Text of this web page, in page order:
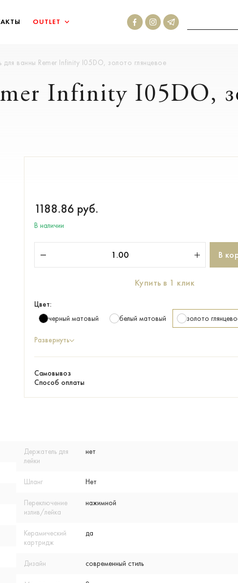
OUTLET
для ванны Remer Infinity I05DO, золото глянцевое
Infinity I05DO,
1188.86 руб.
В наличии
В
Купить в 1 клик
Цвет:
черный матовый
белый матовый золото
Развернуть
Самовывоз
Способ оплаты
Держатель для
лейки
нет
Шланг Нет
Переключение
излив/лейка
нажимной
Керамический
картридж
да
Дизайн современный стиль